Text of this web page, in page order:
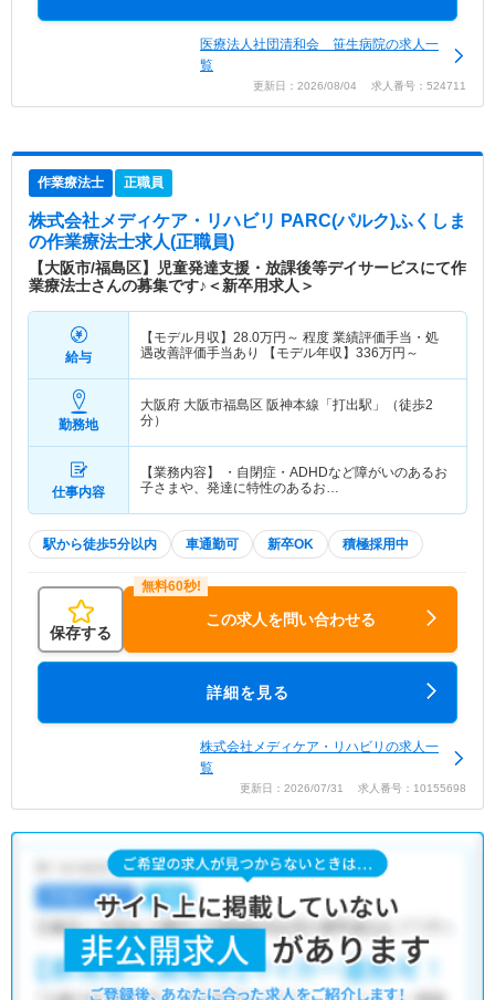
医療法人社団清和会 笹生病院の求人一
覧
更新日：2026/08/04 求人番号：524711
作業療法士 正職員
株式会社メディケア・リハビリ PARC(パルク)ふくしま
の作業療法士求人(正職員)
【大阪市/福島区】児童発達支援・放課後等デイサービスにて作
業療法士さんの募集です♪＜新卒用求人＞
給与
【モデル月収】 28.0万円～ 程度 業績評価手当・処
遇改善評価手当あり 【モデル年収】 336万円～
勤務地
大阪府 大阪市福島区 阪神本線「打出駅」（徒歩2
分）
仕事内容
【業務内容】 ・自閉症・ADHDなど障がいのあるお
子さまや、発達に特性のあるお…
駅から徒歩5分以内 車通勤可 新卒OK 積極採用中
保存する
この求人を問い合わせる
詳細を見る
株式会社メディケア・リハビリの求人一
覧
更新日：2026/07/31 求人番号：10155698